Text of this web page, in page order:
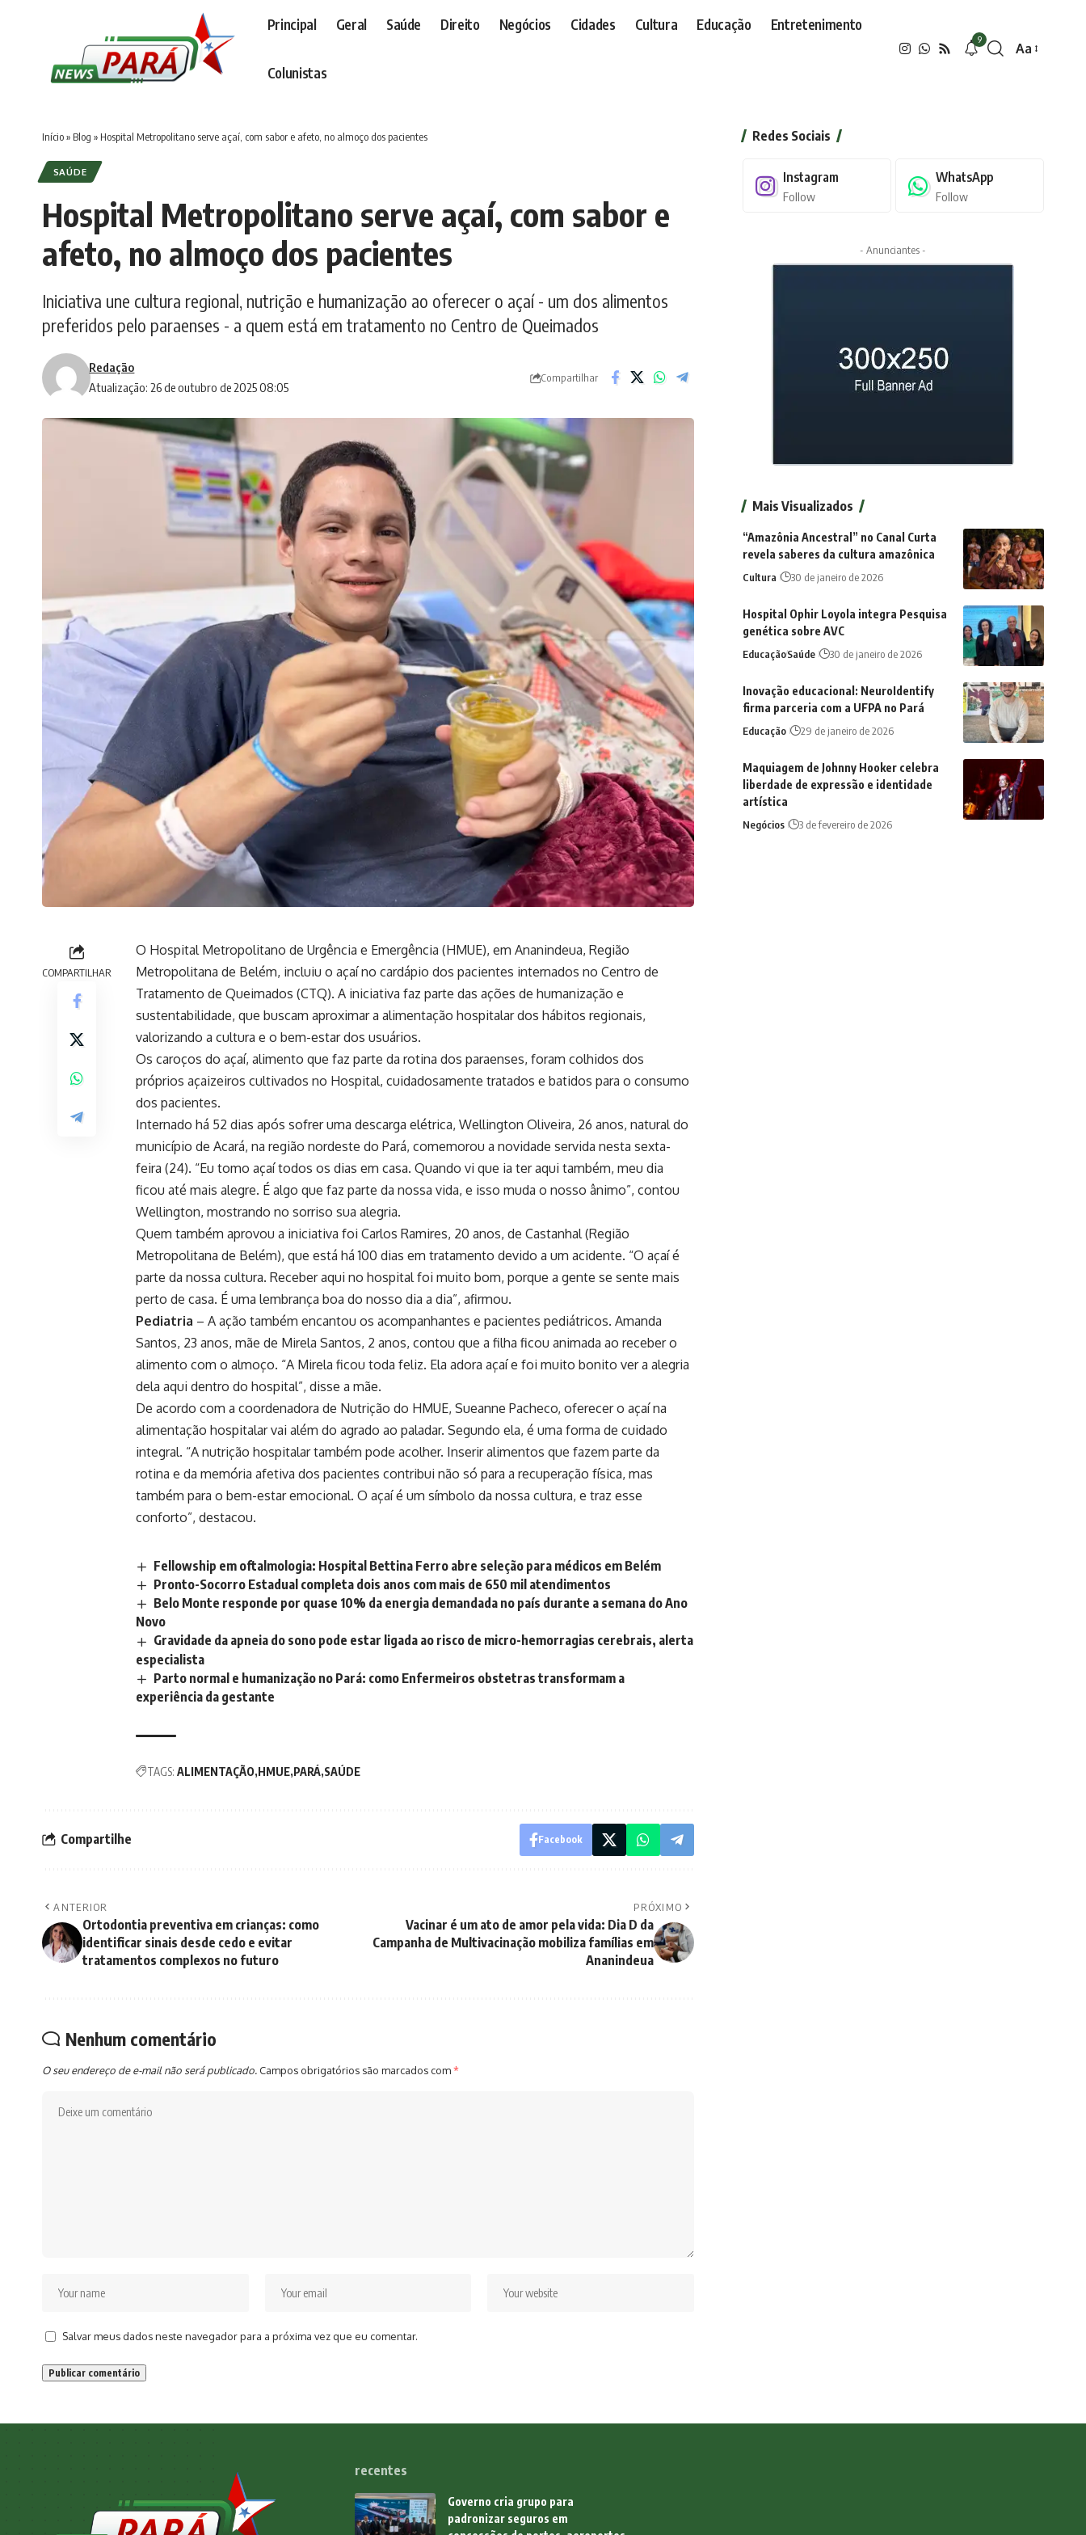
Principal Geral Saúde Direito Negócios Cidades Cultura Educação Entretenimento
Colunistas
9
Font
Aa
Início» Blog » Hospital Metropolitano serve açaí, com sabor e afeto, no almoço dos pacientes
SAÚDE
Hospital Metropolitano serve açaí, com sabor e
afeto, no almoço dos pacientes
Iniciativa une cultura regional, nutrição e humanização ao oferecer o açaí - um dos alimentos
preferidos pelo paraenses - a quem está em tratamento no Centro de Queimados
Atualização: 26 de outubro de 2025 08:05
Redação
Compartilhar
COMPARTILHAR
O Hospital Metropolitano de Urgência e Emergência (HMUE), em Ananindeua, Região
Metropolitana de Belém, incluiu o açaí no cardápio dos pacientes internados no Centro de
Tratamento de Queimados (CTQ). A iniciativa faz parte das ações de humanização e
sustentabilidade, que buscam aproximar a alimentação hospitalar dos hábitos regionais,
valorizando a cultura e o bem-estar dos usuários.
Os caroços do açaí, alimento que faz parte da rotina dos paraenses, foram colhidos dos
próprios açaizeiros cultivados no Hospital, cuidadosamente tratados e batidos para o consumo
dos pacientes.
Internado há 52 dias após sofrer uma descarga elétrica, Wellington Oliveira, 26 anos, natural do
município de Acará, na região nordeste do Pará, comemorou a novidade servida nesta sexta-
feira (24). “Eu tomo açaí todos os dias em casa. Quando vi que ia ter aqui também, meu dia
ficou até mais alegre. É algo que faz parte da nossa vida, e isso muda o nosso ânimo”, contou
Wellington, mostrando no sorriso sua alegria.
Quem também aprovou a iniciativa foi Carlos Ramires, 20 anos, de Castanhal (Região
Metropolitana de Belém), que está há 100 dias em tratamento devido a um acidente. “O açaí é
parte da nossa cultura. Receber aqui no hospital foi muito bom, porque a gente se sente mais
perto de casa. É uma lembrança boa do nosso dia a dia”, afirmou.
Pediatria – A ação também encantou os acompanhantes e pacientes pediátricos. Amanda
Santos, 23 anos, mãe de Mirela Santos, 2 anos, contou que a filha ficou animada ao receber o
alimento com o almoço. “A Mirela ficou toda feliz. Ela adora açaí e foi muito bonito ver a alegria
dela aqui dentro do hospital”, disse a mãe.
De acordo com a coordenadora de Nutrição do HMUE, Sueanne Pacheco, oferecer o açaí na
alimentação hospitalar vai além do agrado ao paladar. Segundo ela, é uma forma de cuidado
integral. “A nutrição hospitalar também pode acolher. Inserir alimentos que fazem parte da
rotina e da memória afetiva dos pacientes contribui não só para a recuperação física, mas
também para o bem-estar emocional. O açaí é um símbolo da nossa cultura, e traz esse
conforto”, destacou.
Fellowship em oftalmologia: Hospital Bettina Ferro abre seleção para médicos em Belém
Pronto-Socorro Estadual completa dois anos com mais de 650 mil atendimentos
Belo Monte responde por quase 10% da energia demandada no país durante a semana do Ano
Novo
Gravidade da apneia do sono pode estar ligada ao risco de micro-hemorragias cerebrais, alerta
especialista
Parto normal e humanização no Pará: como Enfermeiros obstetras transformam a
experiência da gestante
TAGS: ALIMENTAÇÃO HMUE PARÁ SAÚDE
Compartilhe Facebook
ANTERIOR
Ortodontia preventiva em crianças: como
identificar sinais desde cedo e evitar
tratamentos complexos no futuro
PRÓXIMO
Vacinar é um ato de amor pela vida: Dia D da
Campanha de Multivacinação mobiliza famílias em
Ananindeua
Nenhum comentário
O seu endereço de e-mail não será publicado. Campos obrigatórios são marcados com*
Salvar meus dados neste navegador para a próxima vez que eu comentar.
Redes Sociais
Instagram
Follow
WhatsApp
Follow
- Anunciantes -
Mais Visualizados
“Amazônia Ancestral” no Canal Curta
revela saberes da cultura amazônica
Cultura 30 de janeiro de 2026
Hospital Ophir Loyola integra Pesquisa
genética sobre AVC
EducaçãoSaúde 30 de janeiro de 2026
Inovação educacional: NeuroIdentify
firma parceria com a UFPA no Pará
Educação 29 de janeiro de 2026
Maquiagem de Johnny Hooker celebra
liberdade de expressão e identidade
artística
Negócios 3 de fevereiro de 2026
recentes
Governo cria grupo para
padronizar seguros em